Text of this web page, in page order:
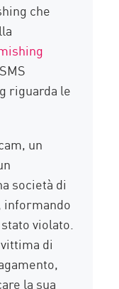
che
riguarda le
un
società di
informando
violato.
di
la sua